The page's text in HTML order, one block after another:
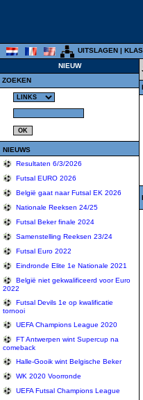
UITSLAGEN |
NIEUW
ZOEKEN
NIEUWS
Resultaten 6/3/2026
Futsal EURO 2026
België gaat naar Futsal EK 2026
Nationale Reeksen 24/25
Futsal Beker finale 2024
Samenstelling Reeksen 23/24
Futsal Euro 2022
Eindronde Elite 1e Nationale 2021
België niet gekwalificeerd voor Euro
2022
Futsal Devils 1e op kwalificatie
tornooi
UEFA Champions League 2020
FT Antwerpen wint Supercup na
comeback
Halle-Gooik wint Belgische Beker
WK 2020 Voorronde
UEFA Futsal Champions League